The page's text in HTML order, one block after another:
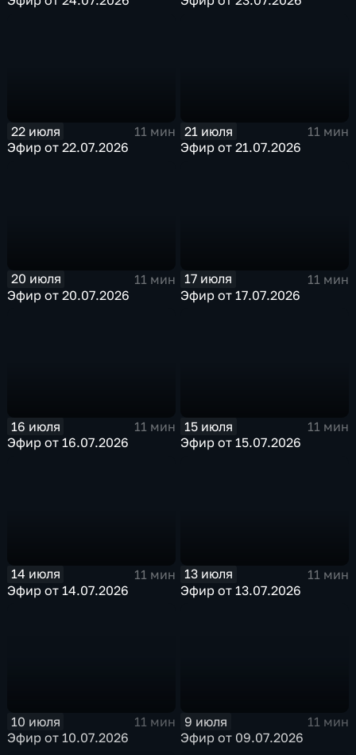
22 июля
11 мин
Эфир от 22.07.2026
21 июля
11 мин
Эфир от 21.07.2026
20 июля
11 мин
Эфир от 20.07.2026
17 июля
11 мин
Эфир от 17.07.2026
16 июля
11 мин
Эфир от 16.07.2026
15 июля
11 мин
Эфир от 15.07.2026
14 июля
11 мин
Эфир от 14.07.2026
13 июля
11 мин
Эфир от 13.07.2026
10 июля
11 мин
Эфир от 10.07.2026
9 июля
11 мин
Эфир от 09.07.2026